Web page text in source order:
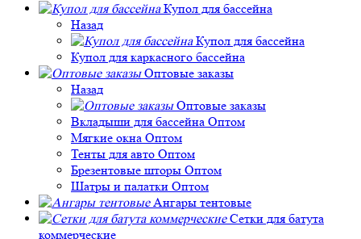
Купол для бассейна
Назад
Купол для бассейна
Купол для каркасного бассейна
Оптовые заказы
Назад
Оптовые заказы
Вкладыши для бассейна Оптом
Мягкие окна Оптом
Тенты для авто Оптом
Брезентовые шторы Оптом
Шатры и палатки Оптом
Ангары тентовые
Сетки для батута
коммерческие